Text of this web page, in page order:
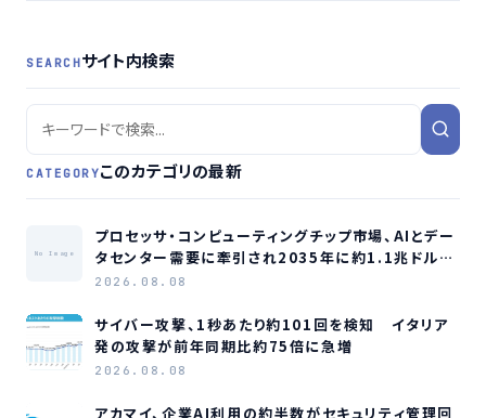
SEARCHサイト内検索
CATEGORYこのカテゴリの最新
No Image
プロセッサ・コンピューティングチップ市場、AIとデー
タセンター需要に牽引され2035年に約1.1兆ドル規
模へ成長か
2026.08.08
サイバー攻撃、1秒あたり約101回を検知 イタリア
発の攻撃が前年同期比約75倍に急増
2026.08.08
アカマイ、企業AI利用の約半数がセキュリティ管理回